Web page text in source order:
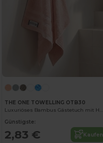
THE ONE TOWELLING OTB30
Luxuriöses Bambus Gästetuch mit Hoher Saugfähigkeit
Günstigste:
2,83 € Kaufen